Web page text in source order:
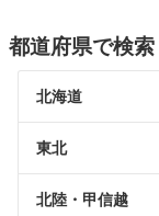
都道府県で検索
北海道
東北
北陸・甲信越